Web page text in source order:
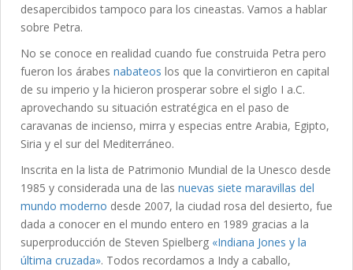
desapercibidos tampoco para los cineastas. Vamos a hablar
sobre Petra.
No se conoce en realidad cuando fue construida Petra pero
fueron los árabes nabateos los que la convirtieron en capital
de su imperio y la hicieron prosperar sobre el siglo I a.C.
aprovechando su situación estratégica en el paso de
caravanas de incienso, mirra y especias entre Arabia, Egipto,
Siria y el sur del Mediterráneo.
Inscrita en la lista de Patrimonio Mundial de la Unesco desde
1985 y considerada una de las nuevas siete maravillas del
mundo moderno desde 2007, la ciudad rosa del desierto, fue
dada a conocer en el mundo entero en 1989 gracias a la
superproducción de Steven Spielberg «Indiana Jones y la
última cruzada». Todos recordamos a Indy a caballo,